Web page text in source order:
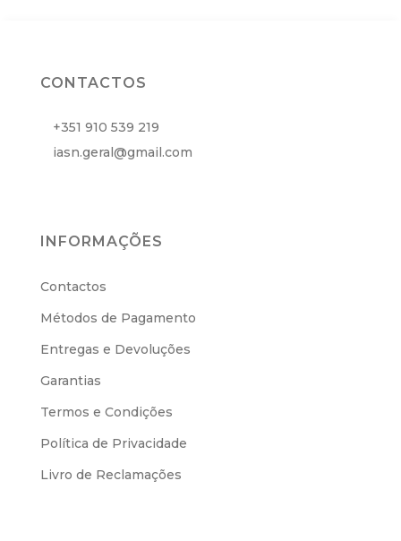
CONTACTOS
+351 910 539 219
iasn.geral@gmail.com
INFORMAÇÕES
Contactos
Métodos de Pagamento
Entregas e Devoluções
Garantias
Termos e Condições
Política de Privacidade
Livro de Reclamações